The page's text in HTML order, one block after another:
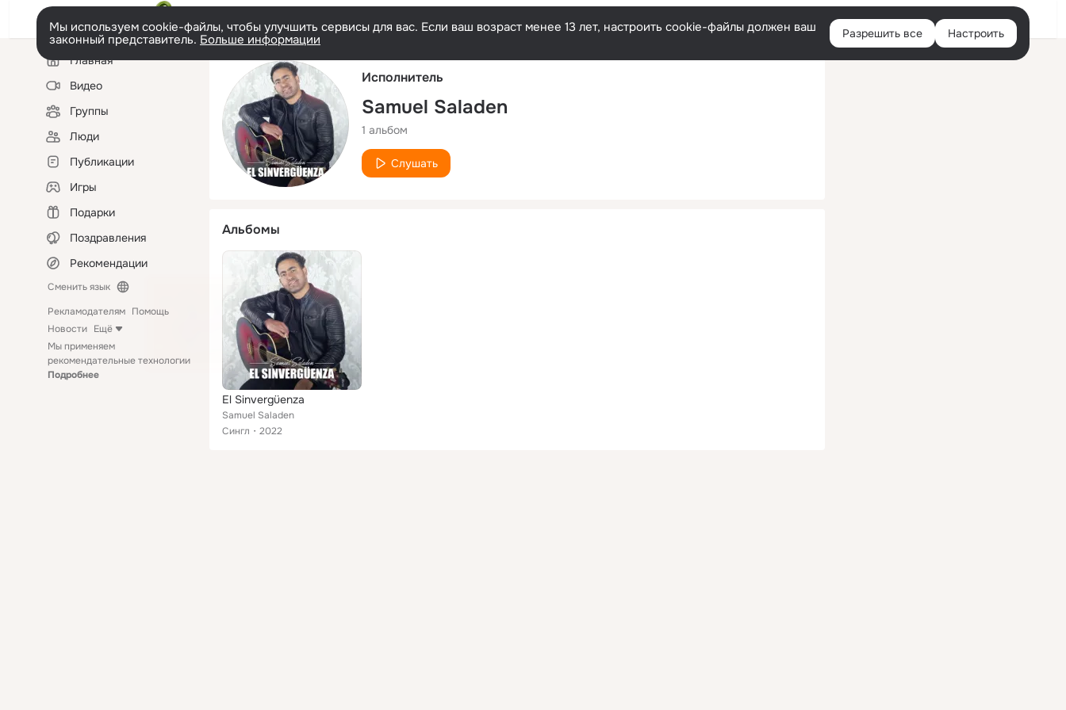
Русский Войти
Мы используем cookie-файлы, чтобы улучшить сервисы для вас. Если ваш возраст менее 13 лет, настроить cookie-файлы должен ваш
законный представитель. Больше информации Разрешить все Настроить
Левая
колонкаГлавная
Видео
Группы
Люди
Публикации
Игры
Подарки
Поздравления
Рекомендации
Сменить язык
Рекламодателям Помощь
Новости Ещё
Мы применяем
рекомендательные технологии
Подробнее
Исполнитель
Samuel Saladen
1 альбом
Слушать
Альбомы
El Sinvergüenza
Samuel Saladen
Сингл
2022